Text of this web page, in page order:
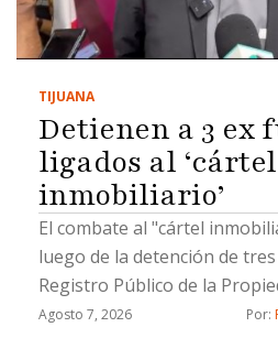
TIJUANA
Detienen a 3 ex
ligados al ‘cártel
inmobiliario’
El combate al "cártel
luego de la detención de
Registro Público de la
como un civil, por hacer
Agosto 7, 2026 Por: